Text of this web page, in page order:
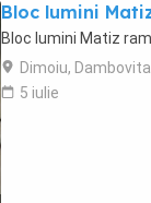
Bloc lumini
Bloc lumini Matiz
Dimoiu, Dambovita
5 iulie